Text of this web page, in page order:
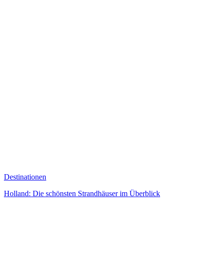
Destinationen
Holland: Die schönsten Strandhäuser im Überblick